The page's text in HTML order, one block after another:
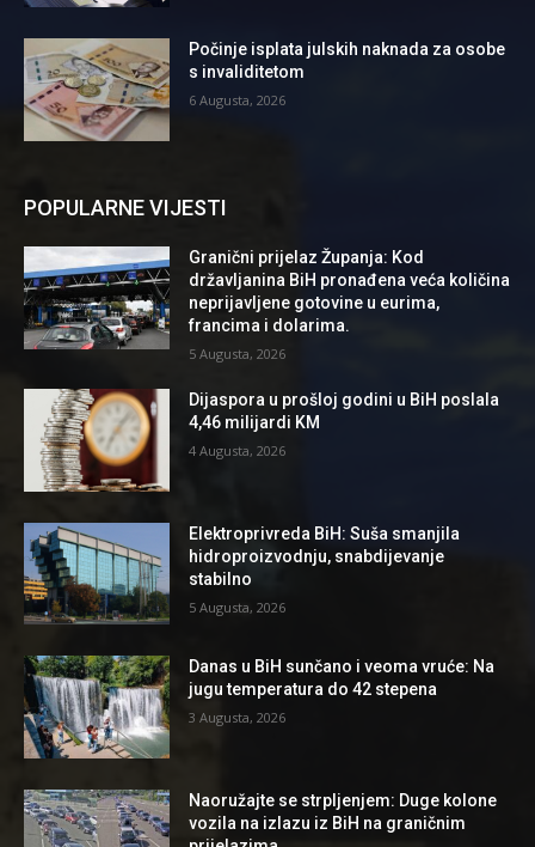
Počinje isplata julskih naknada za osobe
s invaliditetom
6 Augusta, 2026
POPULARNE VIJESTI
Granični prijelaz Županja: Kod
državljanina BiH pronađena veća količina
neprijavljene gotovine u eurima,
francima i dolarima.
5 Augusta, 2026
Dijaspora u prošloj godini u BiH poslala
4,46 milijardi KM
4 Augusta, 2026
Elektroprivreda BiH: Suša smanjila
hidroproizvodnju, snabdijevanje
stabilno
5 Augusta, 2026
Danas u BiH sunčano i veoma vruće: Na
jugu temperatura do 42 stepena
3 Augusta, 2026
Naoružajte se strpljenjem: Duge kolone
vozila na izlazu iz BiH na graničnim